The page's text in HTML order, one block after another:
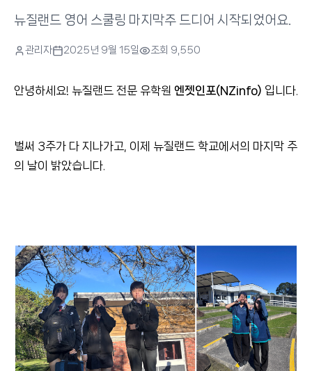
뉴질랜드 영어 스쿨링 마지막주 드디어 시작되었어요.
관리자 2025년 9월 15일 조회 9,550
안녕하세요! 뉴질랜드 전문 유학원 엔젯인포(NZinfo) 입니다.
벌써 3주가 다 지나가고, 이제 뉴질랜드 학교에서의 마지막 주
의 날이 밝았습니다.